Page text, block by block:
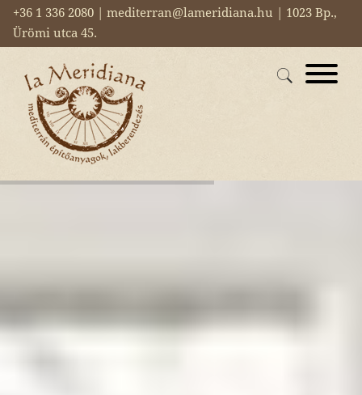
+36 1 336 2080 | mediterran@lameridiana.hu | 1023 Bp.,
Ürömi utca 45.